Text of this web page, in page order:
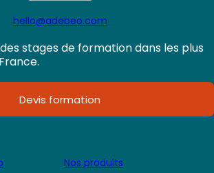
hello@adebeo.com
stages de formation dans les plus
Devis formation
Nos produits